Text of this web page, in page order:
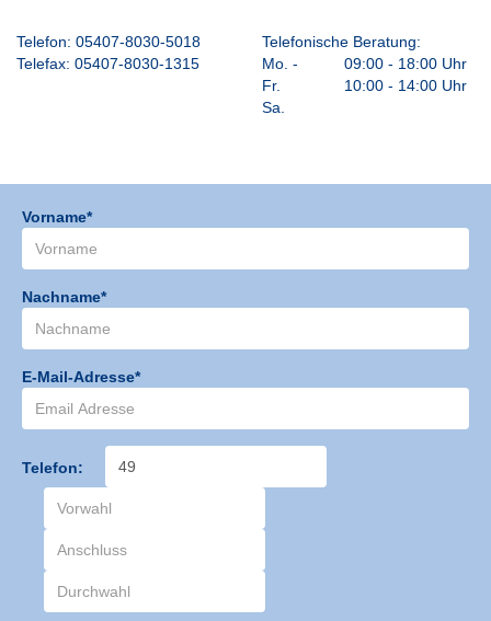
Telefon: 05407-8030-5018
Telefonische Beratung:
Telefax: 05407-8030-1315
Mo. -
Fr.
Sa.
09:00 - 18:00 Uhr
10:00 - 14:00 Uhr
Vorname*
Nachname*
E-Mail-Adresse*
Telefon: